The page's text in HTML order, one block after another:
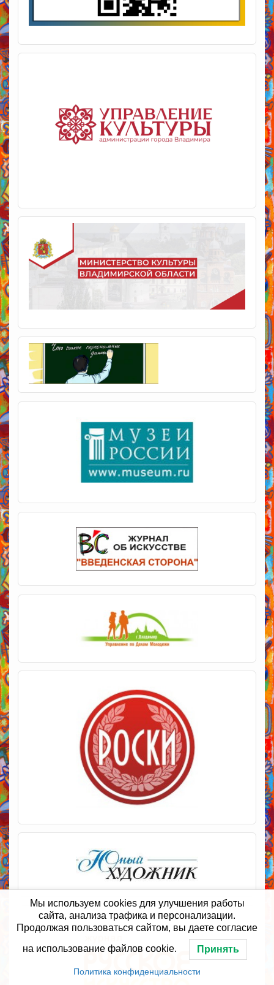
Мы используем cookies для улучшения работы
сайта, анализа трафика и персонализации.
Продолжая пользоваться сайтом, вы даете согласие
на использование файлов cookie. Принять
Политика конфиденциальности